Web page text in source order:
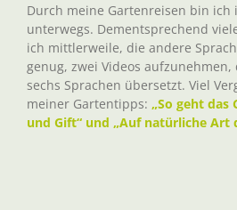
Durch meine Gartenreisen bin ich
unterwegs. Dementsprechend
ich mittlerweile, die andere
genug, zwei Videos
sechs Sprachen übersetzt. Viel
meiner Gartentipps: „So geht das
und Gift“ und „Auf natürliche Art